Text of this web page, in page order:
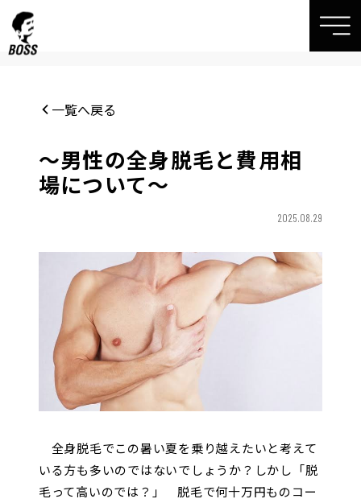
一覧へ戻る
〜男性の全身脱毛と費用相
場について〜
2025.08.29
全身脱毛でこの暑い夏を乗り越えたいと考えて
いる方も多いのではないでしょうか？しかし「脱
毛って高いのでは？」 脱毛で何十万円ものコー